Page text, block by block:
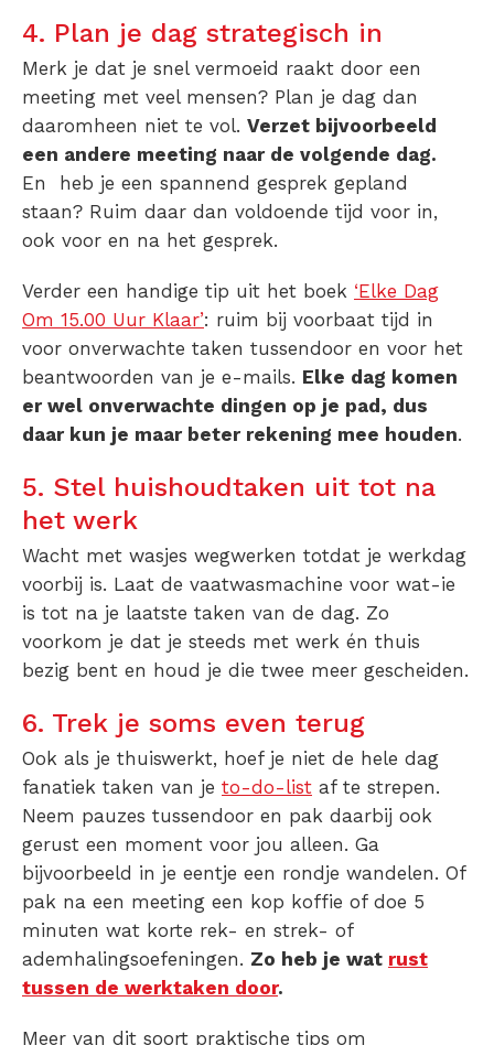
4. Plan je dag strategisch in
Merk je dat je snel vermoeid raakt door een
meeting met veel mensen? Plan je dag dan
daaromheen niet te vol. Verzet bijvoorbeeld
een andere meeting naar de volgende dag.
En heb je een spannend gesprek gepland
staan? Ruim daar dan voldoende tijd voor in,
ook voor en na het gesprek.
Verder een handige tip uit het boek ‘Elke Dag
Om 15.00 Uur Klaar’: ruim bij voorbaat tijd in
voor onverwachte taken tussendoor en voor het
beantwoorden van je e-mails. Elke dag komen
er wel onverwachte dingen op je pad, dus
daar kun je maar beter rekening mee houden.
5. Stel huishoudtaken uit tot na
het werk
Wacht met wasjes wegwerken totdat je werkdag
voorbij is. Laat de vaatwasmachine voor wat-ie
is tot na je laatste taken van de dag. Zo
voorkom je dat je steeds met werk én thuis
bezig bent en houd je die twee meer gescheiden.
6. Trek je soms even terug
Ook als je thuiswerkt, hoef je niet de hele dag
fanatiek taken van je to-do-list af te strepen.
Neem pauzes tussendoor en pak daarbij ook
gerust een moment voor jou alleen. Ga
bijvoorbeeld in je eentje een rondje wandelen. Of
pak na een meeting een kop koffie of doe 5
minuten wat korte rek- en strek- of
ademhalingsoefeningen. Zo heb je wat rust
tussen de werktaken door.
Meer van dit soort praktische tips om